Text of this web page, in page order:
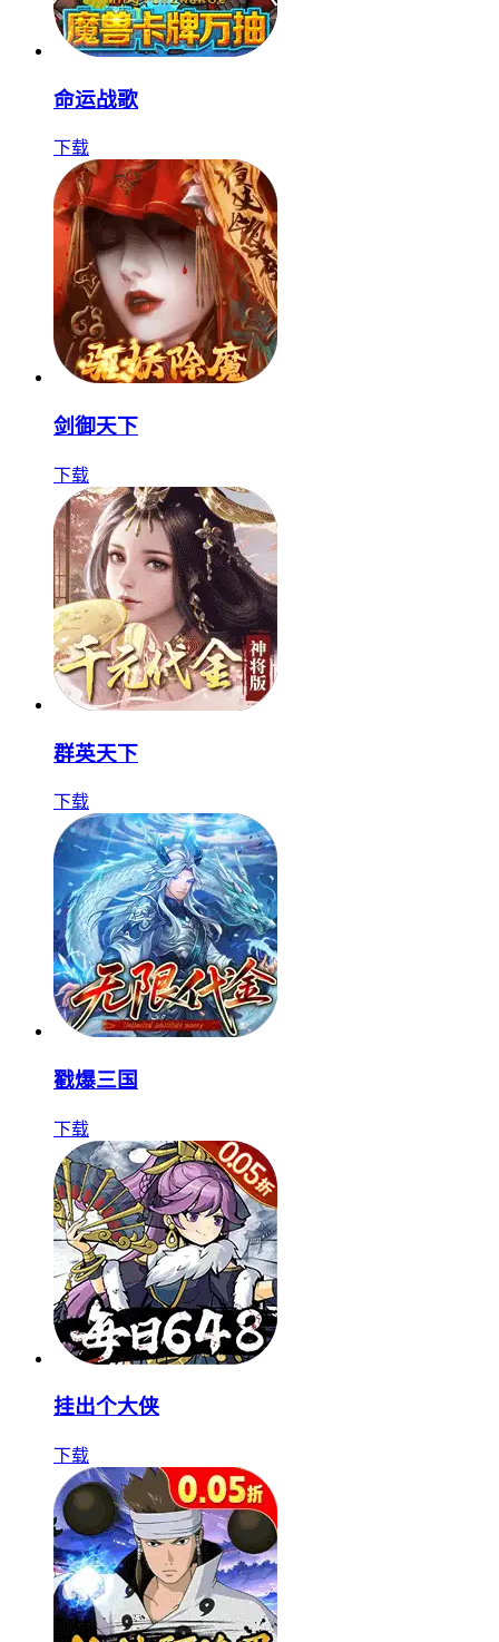
命运战歌
下载
剑御天下
下载
群英天下
下载
戳爆三国
下载
挂出个大侠
下载